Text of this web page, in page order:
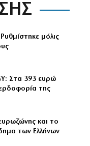
μόλις
Στα 393 ευρώ
της
και το
των Ελλήνων